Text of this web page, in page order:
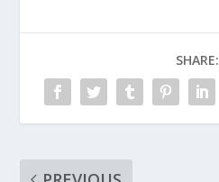
SHARE: